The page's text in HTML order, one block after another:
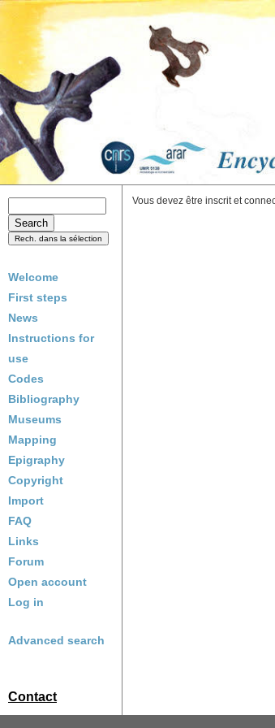
Welcome
First steps
News
Instructions for
use
Codes
Bibliography
Museums
Mapping
Epigraphy
Copyright
Import
FAQ
Links
Forum
Open account
Log in
Advanced search
Contact
Vous devez être inscrit et